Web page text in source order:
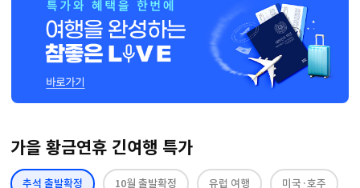
가을 황금연휴 긴여행 특가
추석 출발확정 10월 출발확정 유럽 여행 미국·호주